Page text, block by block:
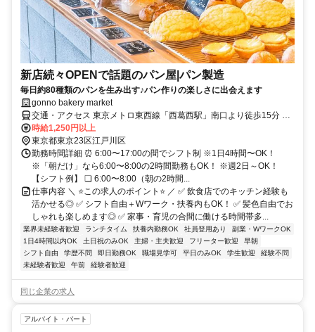
新店続々OPENで話題のパン屋|パン製造
毎日約80種類のパンを生み出す♪パン作りの楽しさに出会えます
gonno bakery market
交通・アクセス 東京メトロ東西線「西葛西駅」南口より徒歩15分 ※
住宅街にある「西葛西APARTMENTS2」の1階。スタイリッシュなコ
ンクリート外観が目印です。
時給1,250円以上
東京都東京23区江戸川区
勤務時間詳細 ⏰ 6:00〜17:00の間でシフト制 ※1日4時間〜OK！
※「朝だけ」なら6:00〜8:00の2時間勤務もOK！ ※週2日～OK！
【シフト例】 ❏ 6:00〜8:00（朝の2時間...
仕事内容 ＼ ⭐この求人のポイント⭐ ／ ✅ 飲食店でのキッチン経験も
活かせる◎ ✅ シフト自由＋Wワーク・扶養内もOK！ ✅ 髪色自由でお
しゃれも楽しめます◎ ✅ 家事・育児の合間に働ける時間帯多...
業界未経験者歓迎 ランチタイム 扶養内勤務OK 社員登用あり
副業・WワークOK
1日4時間以内OK
土日祝のみOK 主婦・主夫歓迎 フリーター歓迎
早朝
シフト自由
学歴不問 即日勤務OK 職場見学可 平日のみOK 学生歓迎
経験不問
未経験者歓迎
午前 経験者歓迎
同じ企業の求人
アルバイト・パート